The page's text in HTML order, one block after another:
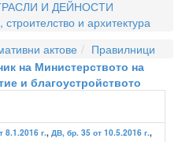
И ДЕЙНОСТИ
и архитектура
актове
Правилници
на Министерството на
и благоустройството
8.1.2016 г., ДВ, бр. 35 от 10.5.2016 г.,